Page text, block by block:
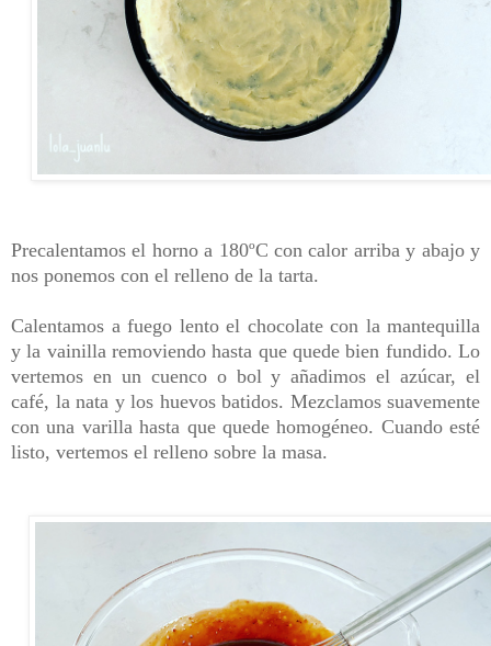
Precalentamos el horno a 180ºC con calor arriba y abajo y
nos ponemos con el relleno de la tarta.
Calentamos a fuego lento el chocolate con la mantequilla
y la vainilla removiendo hasta que quede bien fundido. Lo
vertemos en un cuenco o bol y añadimos el azúcar, el
café, la nata y los huevos batidos. Mezclamos suavemente
con una varilla hasta que quede homogéneo. Cuando esté
listo, vertemos el relleno sobre la masa.